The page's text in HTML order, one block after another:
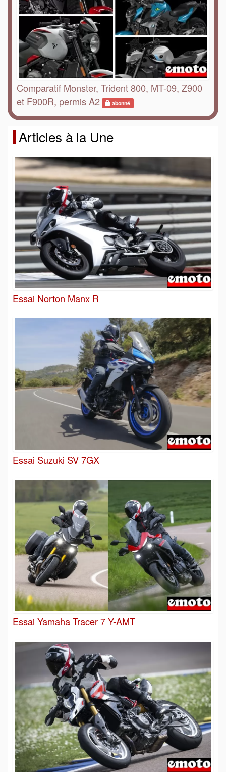
Comparatif Monster, Trident 800, MT-09, Z900
et F900R, permis A2
abonné
Articles à la Une
Essai Norton Manx R
Essai Suzuki SV 7GX
Essai Yamaha Tracer 7 Y-AMT